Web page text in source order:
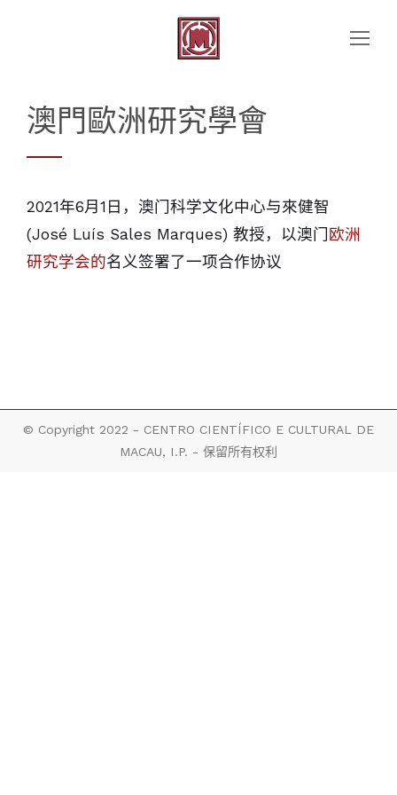
澳門歐洲研究學會
2021年6月1日，澳门科学文化中心与來健智
(José Luís Sales Marques) 教授，以澳门 欧洲
研究学会的名义签署了一项合作协议
© Copyright 2022 - CENTRO CIENTÍFICO E CULTURAL DE
MACAU, I.P. - 保留所有权利